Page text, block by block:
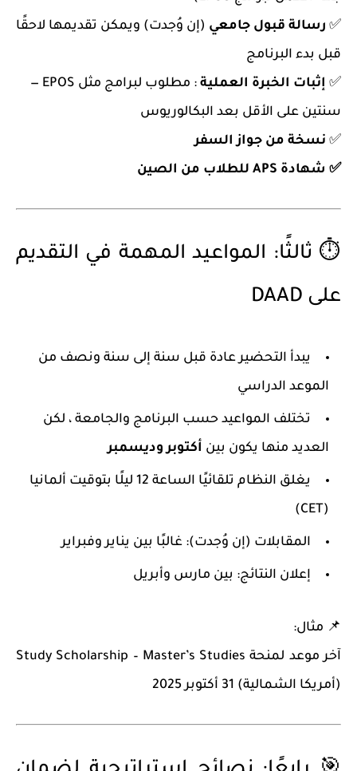
✅ رسالة قبول جامعي (إن وُجدت) ويمكن تقديمها لاحقًا
قبل بدء البرنامج
✅ إثبات الخبرة العملية :
مطلوب لبرامج مثل EPOS —
سنتين على الأقل بعد البكالوريوس
✅ نسخة من جواز السفر
✅ شهادة APS للطلاب من الصين
⏱️ ثالثًا: المواعيد المهمة في التقديم
على DAAD
يبدأ التحضير عادة قبل سنة إلى سنة ونصف من
الموعد الدراسي
تختلف المواعيد حسب البرنامج والجامعة ، لكن
العديد منها يكون بين أكتوبر وديسمبر
يغلق النظام تلقائيًا الساعة 12 ليلًا بتوقيت ألمانيا
(CET)
المقابلات (إن وُجدت): غالبًا بين يناير وفبراير
إعلان النتائج: بين مارس وأبريل
📌 مثال:
آخر موعد لمنحة Study Scholarship – Master’s Studies
(أمريكا الشمالية) 31 أكتوبر 2025